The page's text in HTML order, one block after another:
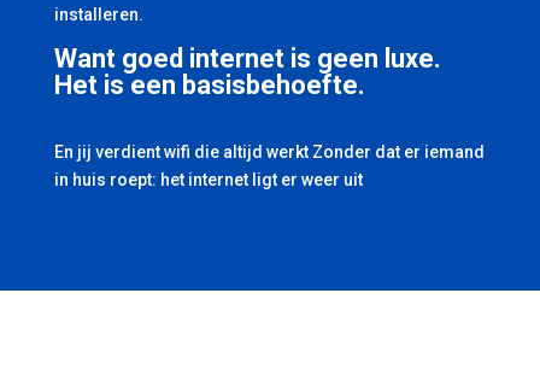
installeren.
Want goed internet is geen luxe.
Het is een basisbehoefte.
En jij verdient wifi die altijd werkt Zonder dat er iemand
in huis roept: het internet ligt er weer uit